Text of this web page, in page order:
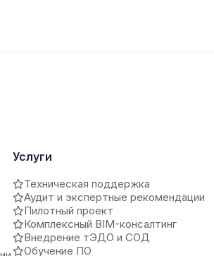
Услуги
Техническая поддержка
Аудит и экспертные рекомендации
Пилотный проект
Комплексный BIM-консалтинг
Внедрение тЭДО и СОД
Обучение ПО